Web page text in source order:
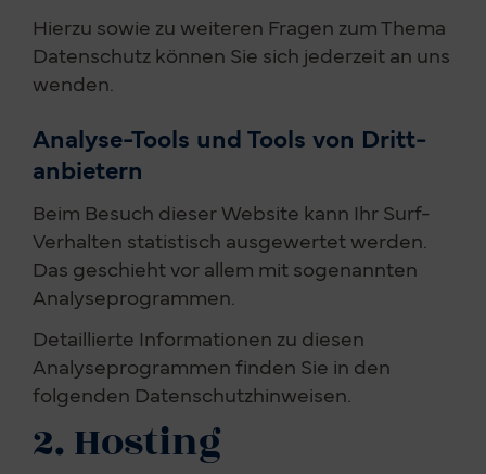
Hierzu sowie zu weiteren Fragen zum Thema
Datenschutz können Sie sich jederzeit an uns
wenden.
Analyse-Tools und Tools von Dritt­
anbietern
Beim Besuch dieser Website kann Ihr Surf-
Verhalten statistisch ausgewertet werden.
Das geschieht vor allem mit sogenannten
Analyseprogrammen.
Detaillierte Informationen zu diesen
Analyseprogrammen finden Sie in den
folgenden Datenschutzhinweisen.
2. Hosting